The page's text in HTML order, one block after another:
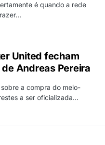
é quando a rede
United fecham
Andreas Pereira
a compra do meio-
a ser oficializada…